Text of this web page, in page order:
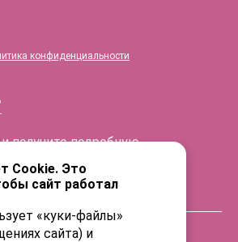
конфиденциальности
получите подробную
Cookie. Это
сайт работал
«куки-файлы»
сайта) и